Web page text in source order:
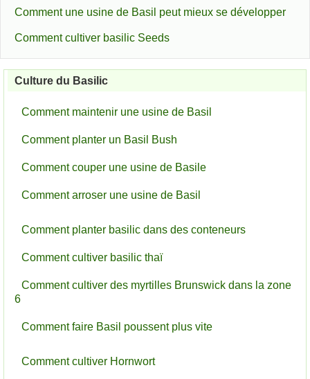
Comment une usine de Basil peut mieux se développer
Comment cultiver basilic Seeds
Culture du Basilic
Comment maintenir une usine de Basil
Comment planter un Basil Bush
Comment couper une usine de Basile
Comment arroser une usine de Basil
Comment planter basilic dans des conteneurs
Comment cultiver basilic thaï
Comment cultiver des myrtilles Brunswick dans la zone
6
Comment faire Basil poussent plus vite
Comment cultiver Hornwort